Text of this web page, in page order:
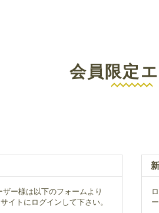
会員限定
ー様は以下のフォームより
イトにログインして下さい。